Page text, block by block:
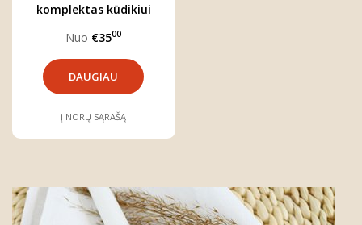
komplektas kūdikiui
Nuo €3500
DAUGIAU
Į NORŲ SĄRAŠĄ